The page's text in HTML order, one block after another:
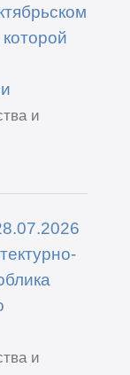
и
и